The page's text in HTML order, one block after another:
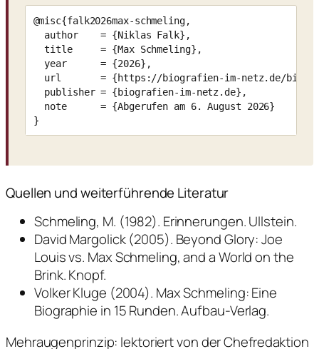
@misc{falk2026max-schmeling,
  author    = {Niklas Falk},
  title     = {Max Schmeling},
  year      = {2026},
url       = {https://biografien-im-netz.de/
  publisher = {biografien-im-netz.de},
  note      = {Abgerufen am 6. August 2026}
}
Quellen und weiterführende Literatur
Schmeling, M. (1982). Erinnerungen. Ullstein.
David Margolick (2005). Beyond Glory: Joe
Louis vs. Max Schmeling, and a World on the
Brink. Knopf.
Volker Kluge (2004). Max Schmeling: Eine
Biographie in 15 Runden. Aufbau-Verlag.
Mehraugenprinzip: lektoriert von der Chefredaktion